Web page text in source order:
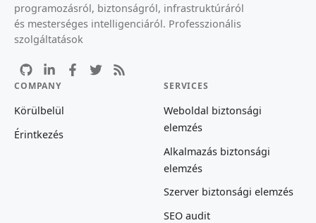
programozásról, biztonságról, infrastruktúráról
és mesterséges intelligenciáról. Professzionális
szolgáltatások
COMPANY
Körülbelül
Érintkezés
SERVICES
Weboldal biztonsági
elemzés
Alkalmazás biztonsági
elemzés
Szerver biztonsági elemzés
SEO audit